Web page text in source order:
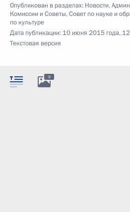
Опубликован в разделах: Новости,
Комиссии и Советы,Совет по науке и
по культуре
Дата публикации: 10 июня 2015 года,
Текстовая версия
9